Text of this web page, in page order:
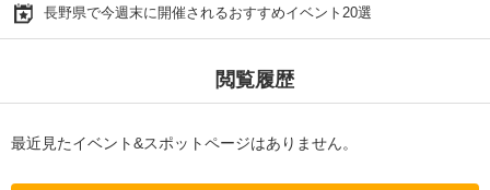
長野県で今週末に開催されるおすすめイベント20選
閲覧履歴
最近見たイベント&スポットページはありません。